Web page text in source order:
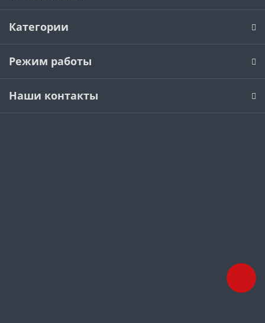
Категории
Режим работы
Наши контакты